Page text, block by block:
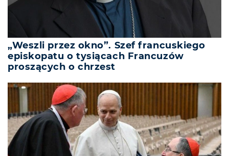
„Weszli przez okno”. Szef francuskiego
episkopatu o tysiącach Francuzów
proszących o chrzest